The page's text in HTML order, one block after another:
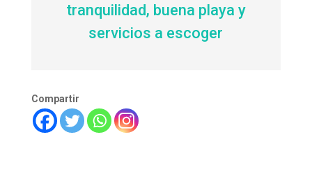
tranquilidad, buena playa y
servicios a escoger
Compartir